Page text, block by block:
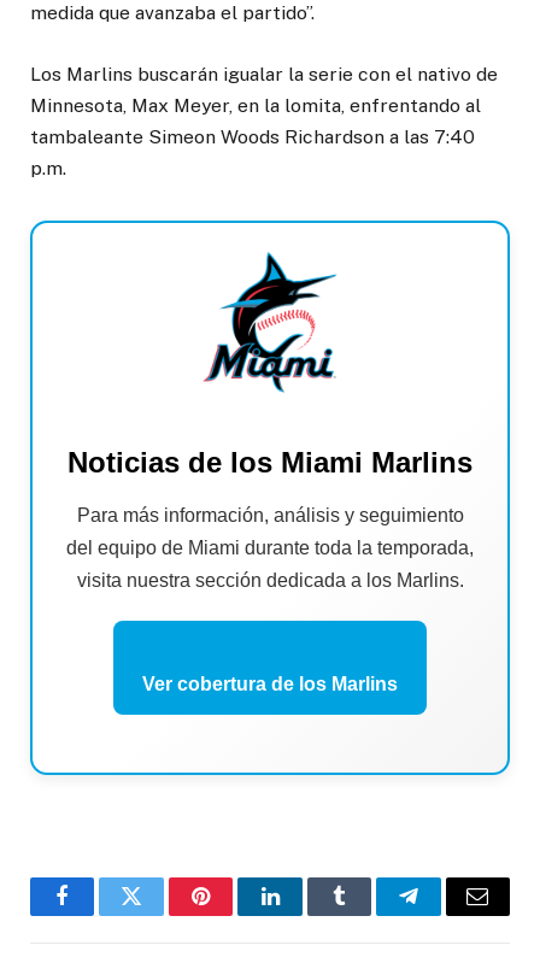
medida que avanzaba el partido”.
Los Marlins buscarán igualar la serie con el nativo de
Minnesota, Max Meyer, en la lomita, enfrentando al
tambaleante Simeon Woods Richardson a las 7:40
p.m.
Noticias de los Miami Marlins
Para más información, análisis y seguimiento
del equipo de Miami durante toda la temporada,
visita nuestra sección dedicada a los Marlins.
Ver cobertura de los Marlins
FacebookTwitter PinterestLinkedInTumblr TelegramEmail